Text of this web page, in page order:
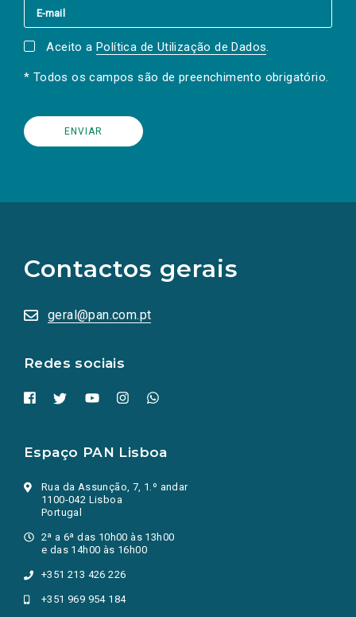
Aceito a Política de Utilização de Dados.
* Todos os campos são de preenchimento obrigatório.
Contactos gerais
geral@pan.com.pt
Redes sociais
redes
sociais
numa
nova
Espaço PAN Lisboa
Rua da Assunção, 7, 1.º andar
1100-042 Lisboa
Portugal
2ª a 6ª das 10h00 às 13h00
e das 14h00 às 16h00
+351 213 426 226
+351 969 954 184